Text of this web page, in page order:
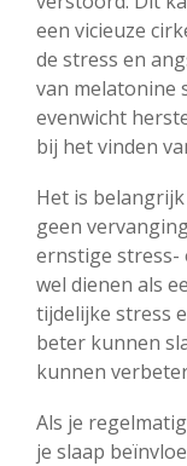
een vicieuze
de stress en
van melatonine
evenwicht
bij het vinden
Het is
geen
ernstige stress-
wel dienen als
tijdelijke stress
beter kunnen
kunnen
Als je
je slaap